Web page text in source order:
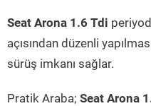
Seat Arona 1.6 Tdi
açısından düzenli
sürüş imkanı sağlar.
Pratik Araba; Seat Arona